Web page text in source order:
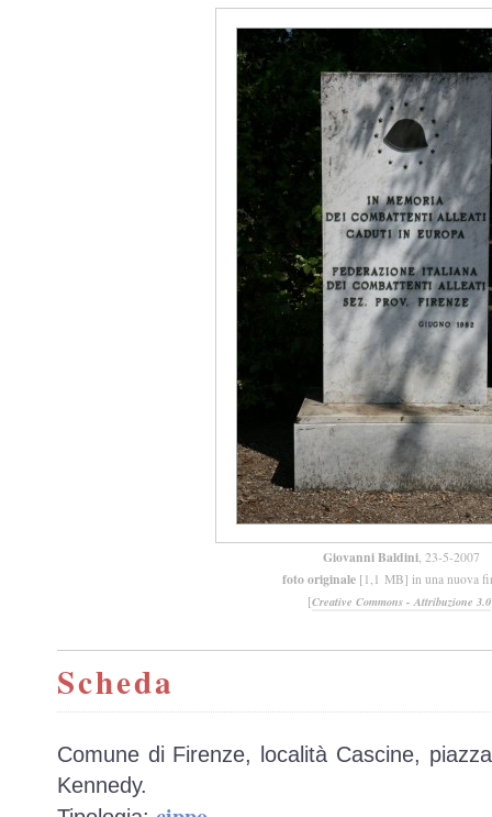
Giovanni Baldini, 23-5-2007
foto originale [1,1 MB] in una nuova
[Creative Commons - Attribuzione 3.0
Scheda
Comune di Firenze, località Cascine,
Kennedy.